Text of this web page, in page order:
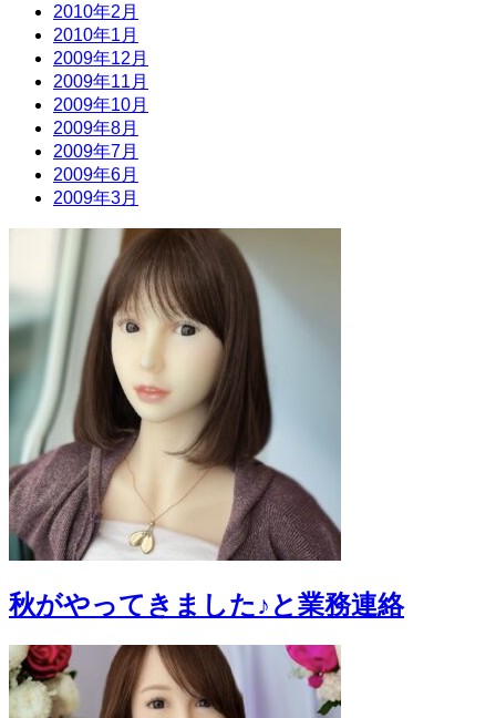
2010年2月
2010年1月
2009年12月
2009年11月
2009年10月
2009年8月
2009年7月
2009年6月
2009年3月
秋がやってきました♪と業務連絡